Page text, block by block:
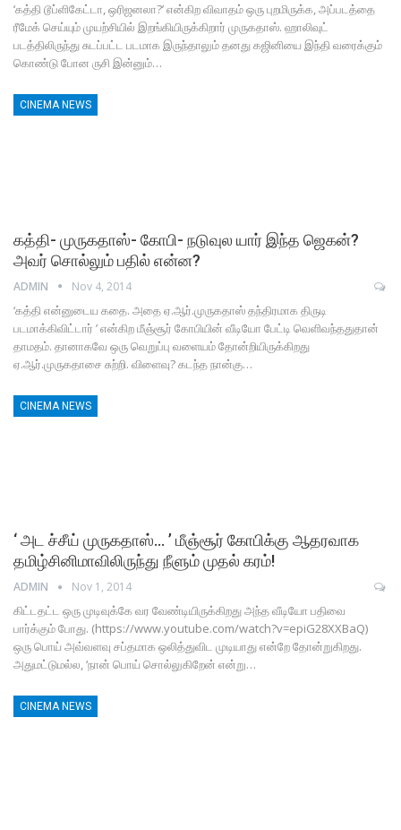
‘கத்தி டூப்ளிகேட்டா, ஒரிஜனலா?’ என்கிற விவாதம் ஒரு புறமிருக்க, அப்படத்தை
ரீமேக் செய்யும் முயற்சியில் இறங்கியிருக்கிறார் முருகதாஸ். ஹாலிவுட்
படத்திலிருந்து சுடப்பட்ட படமாக இருந்தாலும் தனது கஜினியை இந்தி வரைக்கும்
கொண்டு போன ருசி இன்னும்…
CINEMA NEWS
கத்தி- முருகதாஸ்- கோபி- நடுவுல யார் இந்த ஜெகன்?
அவர் சொல்லும் பதில் என்ன?
ADMIN Nov 4, 2014
‘கத்தி என்னுடைய கதை. அதை ஏ.ஆர்.முருகதாஸ் தந்திரமாக திருடி
படமாக்கிவிட்டார் ’ என்கிற மீஞ்சூர் கோபியின் வீடியோ பேட்டி வெளிவந்ததுதான்
தாமதம். தானாகவே ஒரு வெறுப்பு வளையம் தோன்றியிருக்கிறது
ஏ.ஆர்.முருகதாசை சுற்றி. விளைவு? கடந்த நான்கு…
CINEMA NEWS
‘ அட ச்சீய் முருகதாஸ்… ’ மீஞ்சூர் கோபிக்கு ஆதரவாக
தமிழ்சினிமாவிலிருந்து நீளும் முதல் கரம்!
ADMIN Nov 1, 2014
கிட்டதட்ட ஒரு முடிவுக்கே வர வேண்டியிருக்கிறது அந்த வீடியோ பதிவை
பார்க்கும் போது. (https://www.youtube.com/watch?v=epiG28XXBaQ)
ஒரு பொய் அவ்வளவு சப்தமாக ஒலித்துவிட முடியாது என்றே தோன்றுகிறது.
அதுமட்டுமல்ல, ‘நான் பொய் சொல்லுகிறேன் என்று…
CINEMA NEWS